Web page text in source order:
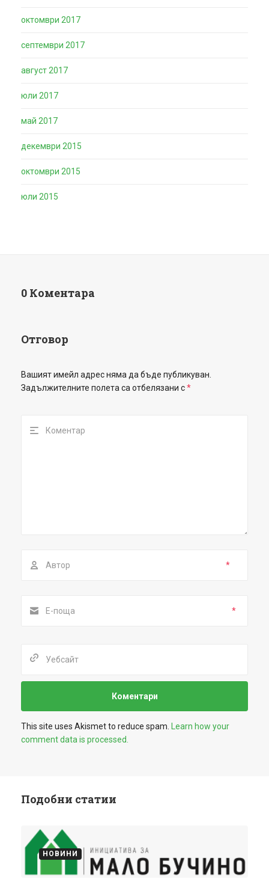
октомври 2017
септември 2017
август 2017
юли 2017
май 2017
декември 2015
октомври 2015
юли 2015
0 Коментара
Отговор
Вашият имейл адрес няма да бъде публикуван.
Задължителните полета са отбелязани с*
*
*
This site uses Akismet to reduce spam.
Learn how your
comment data is processed.
Подобни статии
НОВИНИ